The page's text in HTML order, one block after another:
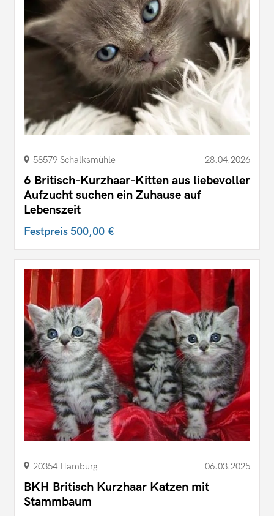
58579 Schalksmühle 28.04.2026
6 Britisch-Kurzhaar-Kitten aus liebevoller
Aufzucht suchen ein Zuhause auf
Lebenszeit
Festpreis500,00 €
20354 Hamburg 06.03.2025
BKH Britisch Kurzhaar Katzen mit
Stammbaum